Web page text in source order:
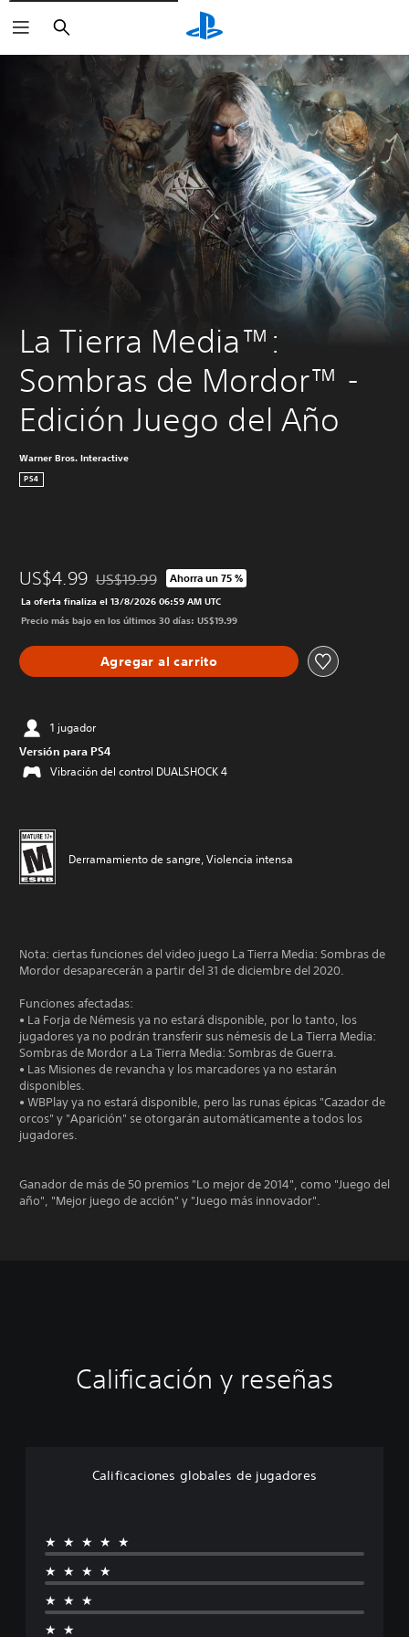
Buscar
La Tierra Media™:
Sombras de Mordor™ -
Edición Juego del Año
Warner Bros. Interactive
PS4
US$4.99 Rebajado del precio original de US$19.99
US$19.99 Ahorra un 75 %
La oferta finaliza el 13/8/2026 06:59 AM UTC
Precio más bajo en los últimos 30 días: US$19.99
Agregar al carrito
1 jugador
Versión para PS4
Vibración del control DUALSHOCK 4
Derramamiento de sangre, Violencia intensa
Nota: ciertas funciones del video juego La Tierra Media: Sombras de
Mordor desaparecerán a partir del 31 de diciembre del 2020.
Funciones afectadas:
• La Forja de Némesis ya no estará disponible, por lo tanto, los
jugadores ya no podrán transferir sus némesis de La Tierra Media:
Sombras de Mordor a La Tierra Media: Sombras de Guerra.
• Las Misiones de revancha y los marcadores ya no estarán
disponibles.
• WBPlay ya no estará disponible, pero las runas épicas "Cazador de
orcos" y "Aparición" se otorgarán automáticamente a todos los
jugadores.
Ganador de más de 50 premios "Lo mejor de 2014", como "Juego del
año", "Mejor juego de acción" y "Juego más innovador".
Calificación y reseñas
Calificaciones globales de jugadores
★★★★★
★★★★
★★★
★★